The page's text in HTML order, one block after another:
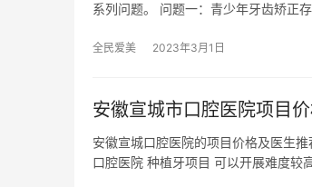
系列问题。 问题一：青少年牙齿矫正
全民爱美 2023年3月1日
安徽宣城市口腔医院项目
安徽宣城口腔医院的项目价格及医生
口腔医院 种植牙项目 可以开展难度较